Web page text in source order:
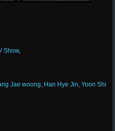
Show,
Jae woong, Han Hye Jin, Yoon Shi